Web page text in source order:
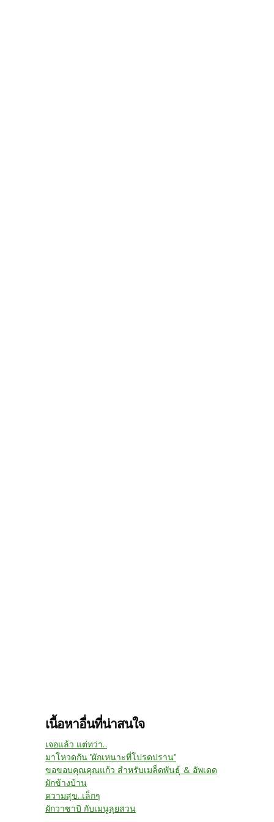
เนื้อหาอื่นที่น่าสนใจ
เจอแล้ว แต่ทว่า..
มาโหวดกัน "ผักเหนาะที่โปรดปราน"
ขอขอบคุณคุณแก้ว สำหรับเมล็ดพันธุ์ & อัพเดด
ผักข้างบ้าน
ความสุข..เล็กๆ
ผักวาซาบิ กับเมนูลุยสวน